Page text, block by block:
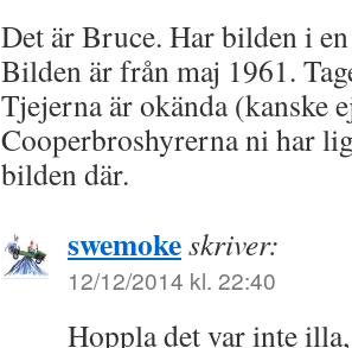
Det är Bruce. Har bilden i
Bilden är från maj 1961.
Tjejerna är okända (kanske
Cooperbroshyrerna ni har
bilden där.
swemokeskriver:
12/12/2014 kl. 22:40
Hoppla det var inte